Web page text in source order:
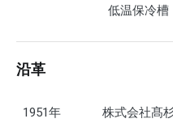
低温保冷槽
沿革
1951年 株式会社髙